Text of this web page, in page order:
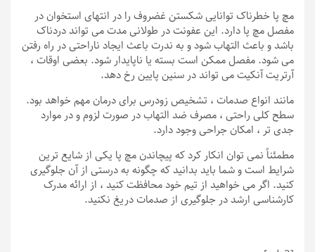
مچ پا خطرناک توانایی شکستن غضروف را در انتهای استخوان در
مفصل مچ پا دارد. این عفونت در طولانی مدت می تواند دردناک
باشد و باعث التهاب شود و به ندرت باعث ایجاد ناراحتی در راه رفتن
می شود. مفصل ممکن است بسته یا ناپایدار شود. بعضی اوقات ،
آرتریت آنکیت می تواند در سنین پایین رخ دهد.
مانند انواع صدمات ، تشخیص زودرس برای درمان مهم خواهد بود.
سطح کلی راحتی ، مصرف ضد التهاب در صورت لزوم و در موارد
جدی تر ، امکان جراحی وجود دارد.
مطمئناً نمی توان انکار کرد که پیچاندن مچ پا یکی از شایع ترین
شرایط است و شما باید بدانید که چگونه به درستی از آن جلوگیری
کنید. اگر می خواهید از تیم خود محافظت کنید ، از ارائه مدرک
کارشناسی ارشد در جلوگیری از صدمات دریغ نکنید.